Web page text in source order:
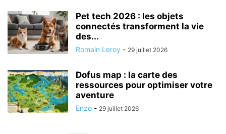
Pet tech 2026 : les objets
connectés transforment la vie
des...
Romain Leroy - 29 juillet 2026
Dofus map : la carte des
ressources pour optimiser votre
aventure
Enzo - 29 juillet 2026